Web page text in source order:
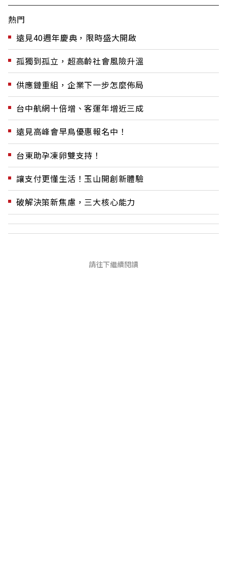
熱門
遠見40週年慶典，限時盛大開啟
孤獨到孤立，超高齡社會風險升溫
供應鏈重組，企業下一步怎麼佈局
台中航網十倍增、客運年增近三成
遠見高峰會早鳥優惠報名中！
台東助孕凍卵雙支持！
讓支付更懂生活！玉山開創新體驗
破解決策新焦慮，三大核心能力
請往下繼續閱讀